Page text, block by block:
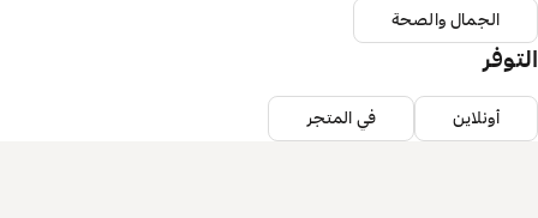
الجمال والصحة
التوفر
أونلاين في المتجر